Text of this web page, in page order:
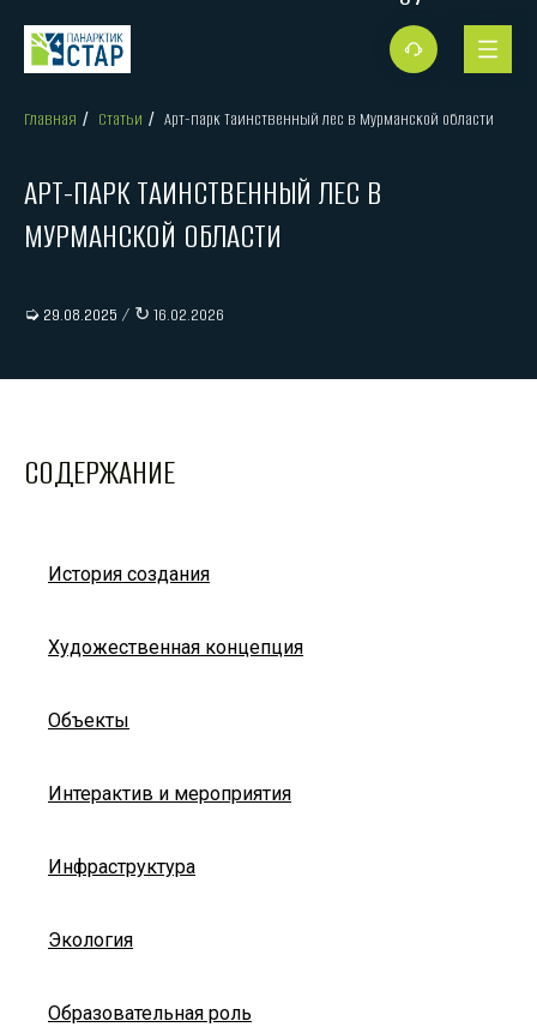
Главная / Статьи / Арт-парк Таинственный лес в Мурманской области
АРТ-ПАРК ТАИНСТВЕННЫЙ ЛЕС В
МУРМАНСКОЙ ОБЛАСТИ
➭ 29.08.2025 / ↻ 16.02.2026
СОДЕРЖАНИЕ
История создания
Художественная концепция
Объекты
Интерактив и мероприятия
Инфраструктура
Экология
Образовательная роль